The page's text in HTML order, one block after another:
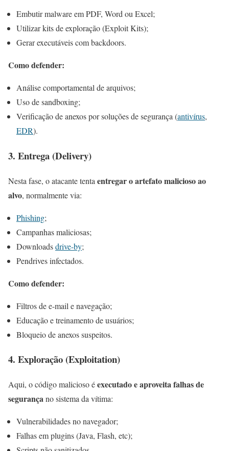
Embutir malware em PDF, Word ou Excel;
Utilizar kits de exploração (Exploit Kits);
Gerar executáveis com backdoors.
Como defender:
Análise comportamental de arquivos;
Uso de sandboxing;
Verificação de anexos por soluções de segurança (antivírus,
EDR).
3. Entrega (Delivery)
Nesta fase, o atacante tenta entregar o artefato malicioso ao
alvo, normalmente via:
Phishing;
Campanhas maliciosas;
Downloadsdrive-by;
Pendrives infectados.
Como defender:
Filtros de e-mail e navegação;
Educação e treinamento de usuários;
Bloqueio de anexos suspeitos.
4. Exploração (Exploitation)
Aqui, o código malicioso éexecutado e aproveita falhas de
segurançano sistema da vítima:
Vulnerabilidades no navegador;
Falhas em plugins (Java, Flash, etc);